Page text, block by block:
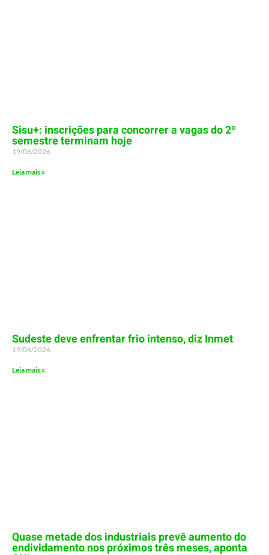
Sisu+: inscrições para concorrer a vagas do 2º
semestre terminam hoje
19/06/2026
Leia mais »
Sudeste deve enfrentar frio intenso, diz Inmet
19/06/2026
Leia mais »
Quase metade dos industriais prevê aumento do
endividamento nos próximos três meses, aponta